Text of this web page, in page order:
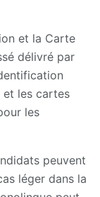
et la Carte
délivré par
et les cartes
les
peuvent
léger dans la